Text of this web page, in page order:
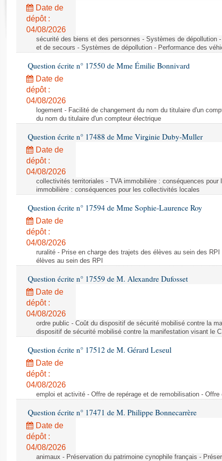
Rapports législatifs
Rapports sur l'application des lois
Baromètre de l’application des lois
Dossiers législatifs
Budget et sécurité sociale
Questions écrites et orales
Comptes rendus des débats
Date de
dépôt :
04/08/2026
sécurité des biens et des personnes - Systèmes de dépollution
et de secours - Systèmes de dépollution - Performance des
Question écrite n° 17550 de Mme Émilie Bonnivard
Date de
dépôt :
04/08/2026
logement - Facilité de changement du nom du titulaire d'un
du nom du titulaire d'un compteur électrique
Question écrite n° 17488 de Mme Virginie Duby-Muller
Date de
dépôt :
04/08/2026
collectivités territoriales - TVA immobilière : conséquences
immobilière : conséquences pour les collectivités locales
Question écrite n° 17594 de Mme Sophie-Laurence Roy
Date de
dépôt :
04/08/2026
ruralité - Prise en charge des trajets des élèves au sein des
élèves au sein des RPI
Question écrite n° 17559 de M. Alexandre Dufosset
Date de
dépôt :
04/08/2026
ordre public - Coût du dispositif de sécurité mobilisé contre la
dispositif de sécurité mobilisé contre la manifestation visant le
Question écrite n° 17512 de M. Gérard Leseul
Date de
dépôt :
04/08/2026
emploi et activité - Offre de repérage et de remobilisation -
Question écrite n° 17471 de M. Philippe Bonnecarrère
Date de
dépôt :
04/08/2026
animaux - Préservation du patrimoine cynophile français -